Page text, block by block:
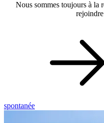
Nous sommes toujours à la
spontanée